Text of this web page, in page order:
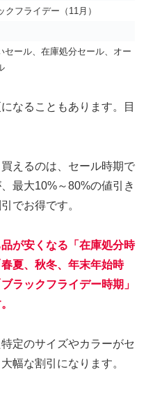
フライデー（11月）
セール、在庫処分セール、オー
なることもあります。目
えるのは、セール時期で
最大10%～80%の値引き
でお得です。
が安くなる「在庫処分時
夏、秋冬、年末年始時
ラックフライデー時期」
定のサイズやカラーがセ
幅な割引になります。